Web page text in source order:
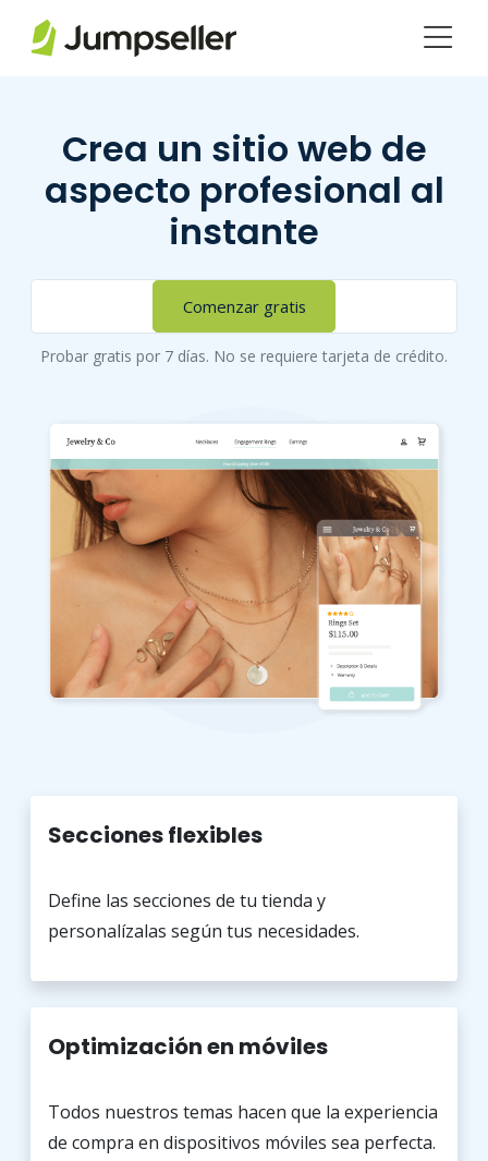
Crea un sitio web de
aspecto profesional al
instante
Comenzar gratis
Probar gratis por 7 días. No se requiere tarjeta de crédito.
Secciones flexibles
Define las secciones de tu tienda y
personalízalas según tus necesidades.
Optimización en móviles
Todos nuestros temas hacen que la experiencia
de compra en dispositivos móviles sea perfecta.